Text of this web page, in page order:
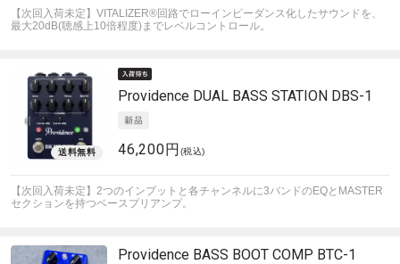
【次回入荷未定】VITALIZER®回路でローインピーダンス化したサウンドを、
最大20dB(聴感上10倍程度)までレベルコントロール。
Providence DUAL BASS STATION DBS-1
46,200円 (税込)
【次回入荷未定】2つのインプットと各チャンネルに3バンドのEQとMASTER
セクションを持つベースプリアンプ。
Providence BASS BOOT COMP BTC-1